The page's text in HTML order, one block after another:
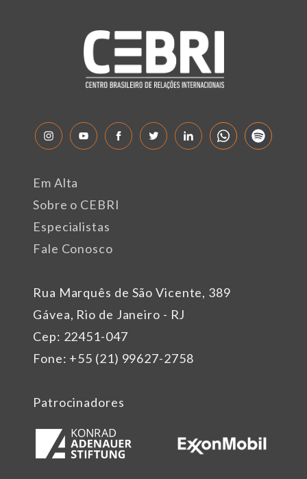
Rua Marquês de São Vicente, 389
Gávea, Rio de Janeiro - RJ
Cep: 22451-047
Fone: +55 (21) 99627-2758
Em Alta
Sobre o CEBRI
Especialistas
Fale Conosco
Patrocinadores